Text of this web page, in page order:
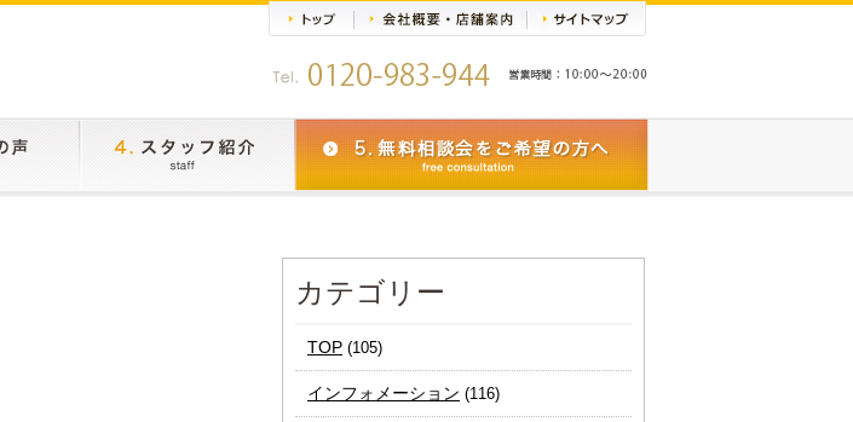
カテゴリー
TOP (105)
インフォメーション (116)